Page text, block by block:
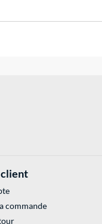
commande